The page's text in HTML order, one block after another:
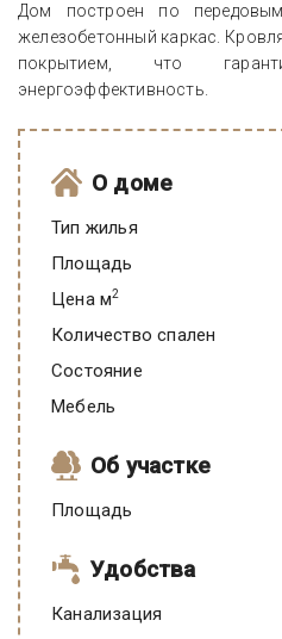
Дом построен по
железобетонный каркас.
покрытием, что
энергоэффективность.
О доме
Тип жилья
Площадь
Цена м2
Количество спален
Состояние
Мебель
Об участке
Площадь
Удобства
Канализация